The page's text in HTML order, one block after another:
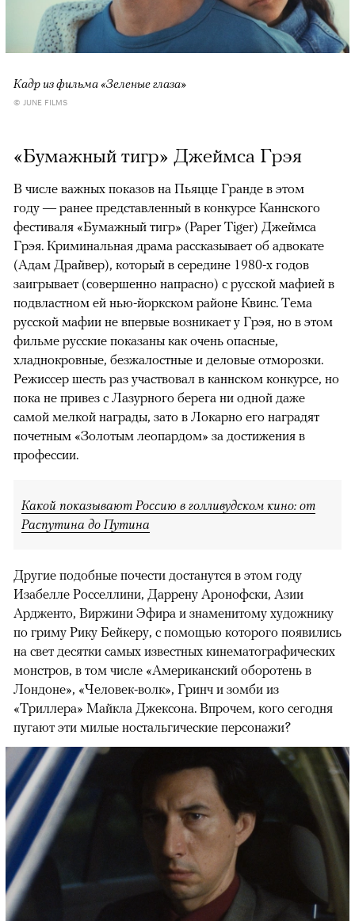
Кадр из фильма «Зеленые глаза»
© JUNE FILMS
«Бумажный тигр» Джеймса Грэя
В числе важных показов на Пьяцце Гранде в этом
году — ранее представленный в конкурсе Каннского
фестиваля «Бумажный тигр» (Paper Tiger) Джеймса
Грэя. Криминальная драма рассказывает об адвокате
(Адам Драйвер), который в середине 1980-х годов
заигрывает (совершенно напрасно) с русской мафией в
подвластном ей нью-йоркском районе Квинс. Тема
русской мафии не впервые возникает у Грэя, но в этом
фильме русские показаны как очень опасные,
хладнокровные, безжалостные и деловые отморозки.
Режиссер шесть раз участвовал в каннском конкурсе, но
пока не привез с Лазурного берега ни одной даже
самой мелкой награды, зато в Локарно его наградят
почетным «Золотым леопардом» за достижения в
профессии.
Какой показывают Россию в голливудском кино: от
Распутина до Путина
Другие подобные почести достанутся в этом году
Изабелле Росселлини, Даррену Аронофски, Азии
Ардженто, Виржини Эфира и знаменитому художнику
по гриму Рику Бейкеру, с помощью которого появились
на свет десятки самых известных кинематографических
монстров, в том числе «Американский оборотень в
Лондоне», «Человек-волк», Гринч и зомби из
«Триллера» Майкла Джексона. Впрочем, кого сегодня
пугают эти милые ностальгические персонажи?